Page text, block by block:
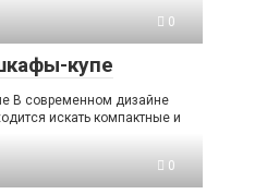
0
купе
В современном дизайне
искать компактные и
0